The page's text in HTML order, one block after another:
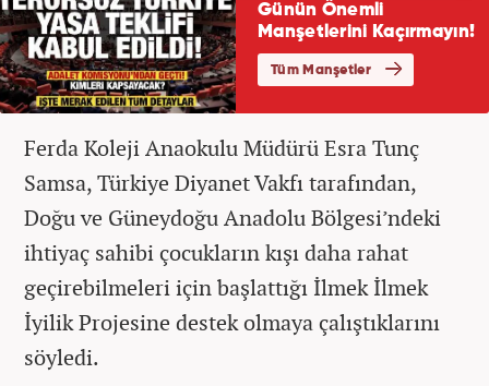
Ferda Koleji Anaokulu Müdürü Esra Tunç
Samsa, Türkiye Diyanet Vakfı tarafından,
Doğu ve Güneydoğu Anadolu Bölgesi’ndeki
ihtiyaç sahibi çocukların kışı daha rahat
geçirebilmeleri için başlattığı İlmek İlmek
İyilik Projesine destek olmaya çalıştıklarını
söyledi.